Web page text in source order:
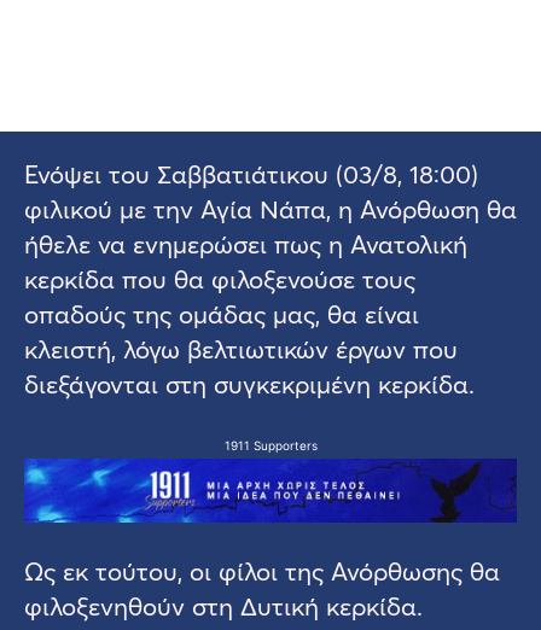
Ενόψει του Σαββατιάτικου (03/8, 18:00)
φιλικού με την Αγία Νάπα, η Ανόρθωση θα
ήθελε να ενημερώσει πως η Ανατολική
κερκίδα που θα φιλοξενούσε τους
οπαδούς της ομάδας μας, θα είναι
κλειστή, λόγω βελτιωτικών έργων που
διεξάγονται στη συγκεκριμένη κερκίδα.
1911 Supporters
Ως εκ τούτου, οι φίλοι της Ανόρθωσης θα
φιλοξενηθούν στη Δυτική κερκίδα.